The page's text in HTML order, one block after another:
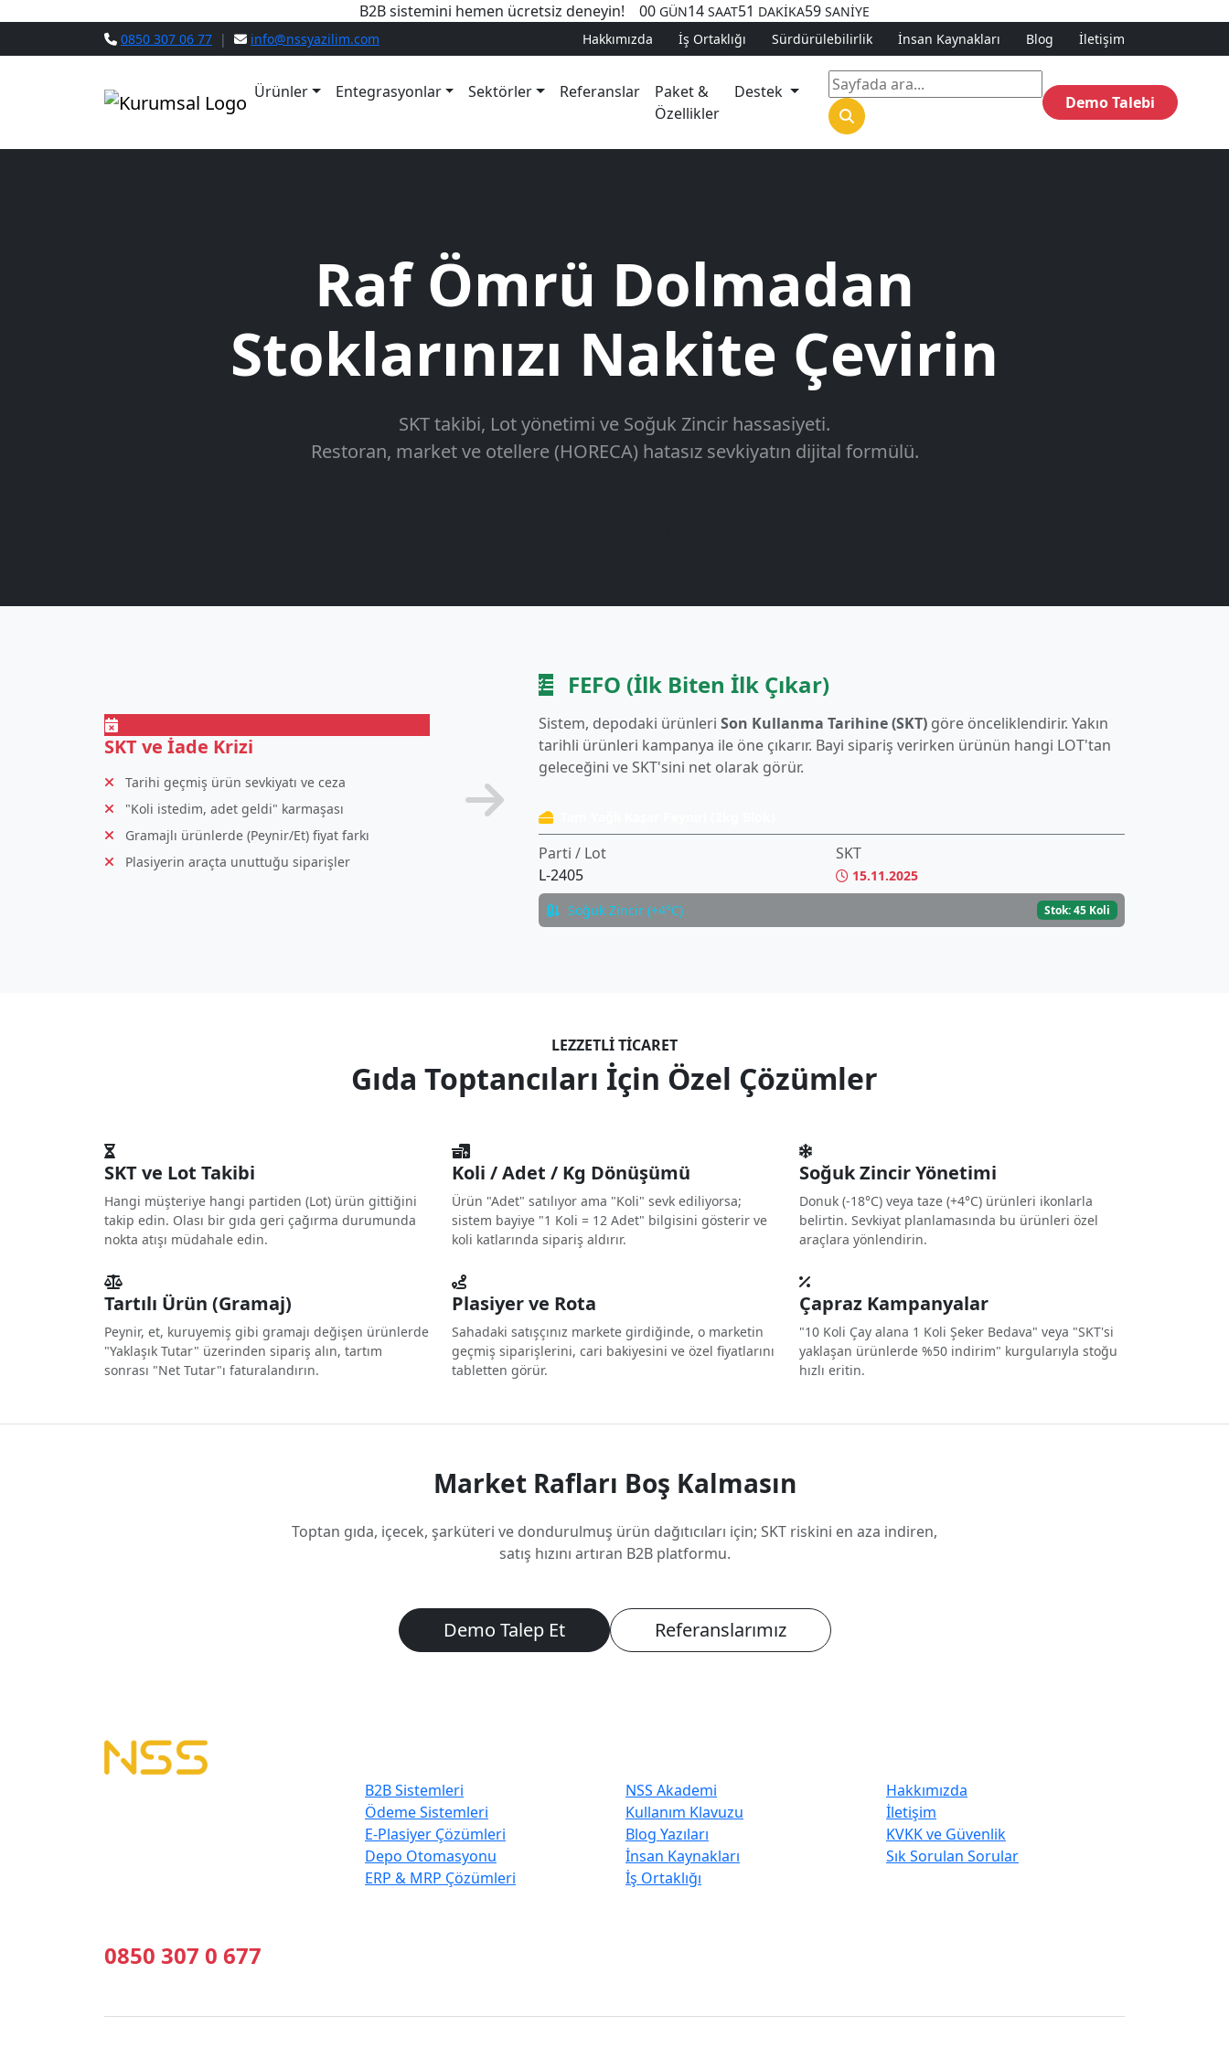
B2B sistemini hemen ücretsiz deneyin! 00 GÜN14 SAAT51 DAKİKA59 SANİYE
0850 307 06 77 | info@nssyazilim.com Hakkımızda İş Ortaklığı Sürdürülebilirlik İnsan Kaynakları Blog İletişim
Ürünler Entegrasyonlar Sektörler Referanslar
Paket &
Özellikler
Destek
Demo Talebi
Raf Ömrü Dolmadan
Stoklarınızı Nakite Çevirin
SKT takibi, Lot yönetimi ve Soğuk Zincir hassasiyeti.
Restoran, market ve otellere (HORECA) hatasız sevkiyatın dijital formülü.
SKT ve İade Krizi
Tarihi geçmiş ürün sevkiyatı ve ceza
"Koli istedim, adet geldi" karmaşası
Gramajlı ürünlerde (Peynir/Et) fiyat farkı
Plasiyerin araçta unuttuğu siparişler
FEFO (İlk Biten İlk Çıkar)
Sistem, depodaki ürünleri Son Kullanma Tarihine (SKT) göre önceliklendirir. Yakın
tarihli ürünleri kampanya ile öne çıkarır. Bayi sipariş verirken ürünün hangi LOT'tan
geleceğini ve SKT'sini net olarak görür.
Parti / Lot
L-2405
SKT
15.11.2025
Soğuk Zincir (+4°C)
Stok: 45 Koli
LEZZETLI TICARET
Gıda Toptancıları İçin Özel Çözümler
SKT ve Lot Takibi
Hangi müşteriye hangi partiden (Lot) ürün gittiğini
takip edin. Olası bir gıda geri çağırma durumunda
nokta atışı müdahale edin.
Koli / Adet / Kg Dönüşümü
Ürün "Adet" satılıyor ama "Koli" sevk ediliyorsa;
sistem bayiye "1 Koli = 12 Adet" bilgisini gösterir ve
koli katlarında sipariş aldırır.
Soğuk Zincir Yönetimi
Donuk (-18°C) veya taze (+4°C) ürünleri ikonlarla
belirtin. Sevkiyat planlamasında bu ürünleri özel
araçlara yönlendirin.
Tartılı Ürün (Gramaj)
Peynir, et, kuruyemiş gibi gramajı değişen ürünlerde
"Yaklaşık Tutar" üzerinden sipariş alın, tartım
sonrası "Net Tutar"ı faturalandırın.
Plasiyer ve Rota
Sahadaki satışçınız markete girdiğinde, o marketin
geçmiş siparişlerini, cari bakiyesini ve özel fiyatlarını
tabletten görür.
Çapraz Kampanyalar
"10 Koli Çay alana 1 Koli Şeker Bedava" veya "SKT'si
yaklaşan ürünlerde %50 indirim" kurgularıyla stoğu
hızlı eritin.
Market Rafları Boş Kalmasın
Toptan gıda, içecek, şarküteri ve dondurulmuş ürün dağıtıcıları için; SKT riskini en aza indiren,
satış hızını artıran B2B platformu.
Demo Talep Et Referanslarımız
0850 307 0 677
B2B Sistemleri
Ödeme Sistemleri
E-Plasiyer Çözümleri
Depo Otomasyonu
ERP & MRP Çözümleri
NSS Akademi
Kullanım Klavuzu
Blog Yazıları
İnsan Kaynakları
İş Ortaklığı
Hakkımızda
İletişim
KVKK ve Güvenlik
Sık Sorulan Sorular